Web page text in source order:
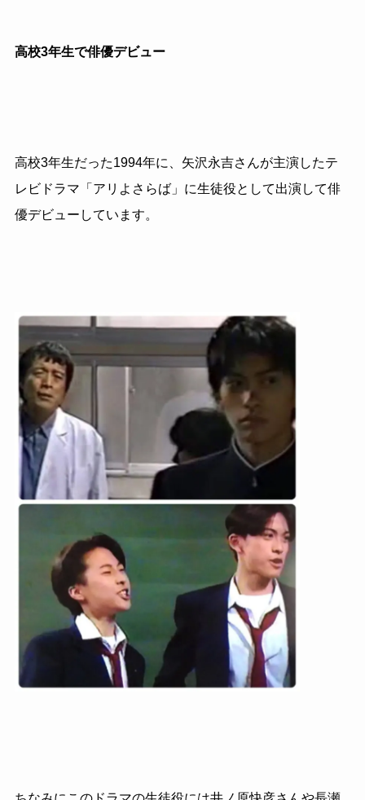
高校3年生で俳優デビュー
高校3年生だった1994年に、矢沢永吉さんが主演したテ
レビドラマ「アリよさらば」に生徒役として出演して俳
優デビューしています。